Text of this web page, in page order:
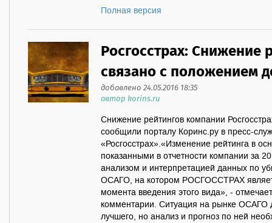
Полная версия
Росгосстрах: Снижение
связано с положением
добавлено 24.05.2016 18:35
автор korins.ru
Снижение рейтингов компании
сообщили порталу Коринс.ру в пресс-
«Росгосстрах».«Изменение рейтинга в
показанными в отчетности компании за
анализом и интерпретацией данных по
ОСАГО, на котором РОСГОССТРАХ
момента введения этого вида», -
комментарии. Ситуация на рынке ОСАГО
лучшего, но анализ и прогноз по ней